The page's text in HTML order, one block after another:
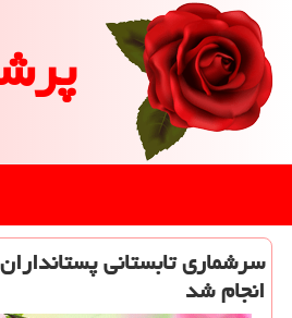
سرشماری تابستانی
انجام شد